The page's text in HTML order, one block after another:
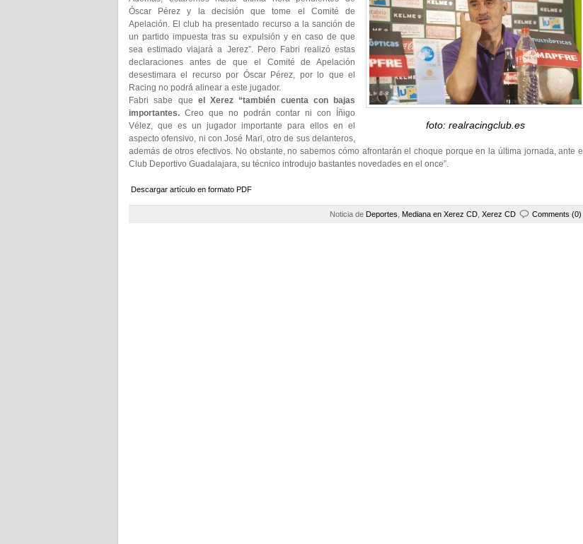
foto: realracingclub.es
Óscar Pérez y la decisión que tome el Comité de
Apelación. El club ha presentado recurso a la sanción de
un partido impuesta tras su expulsión y en caso de que
sea estimado viajará a Jerez”. Pero Fabri realizó estas
declaraciones antes de que el Comité de Apelación
desestimara el recurso por Óscar Pérez, por lo que el
Racing no podrá alinear a este jugador.
Fabri sabe que el Xerez “también cuenta con bajas
importantes. Creo que no podrán contar ni con Íñigo
Vélez, que es un jugador importante para ellos en el
aspecto ofensivo, ni con José Mari, otro de sus delanteros,
además de otros efectivos. No obstante, no sabemos cómo afrontarán el choque porque en la última jornada, ante el
Club Deportivo Guadalajara, su técnico introdujo bastantes novedades en el once”.
Descargar artículo en formato PDF
Noticia de Deportes Mediana en Xerez CD Xerez CD Comments (0)